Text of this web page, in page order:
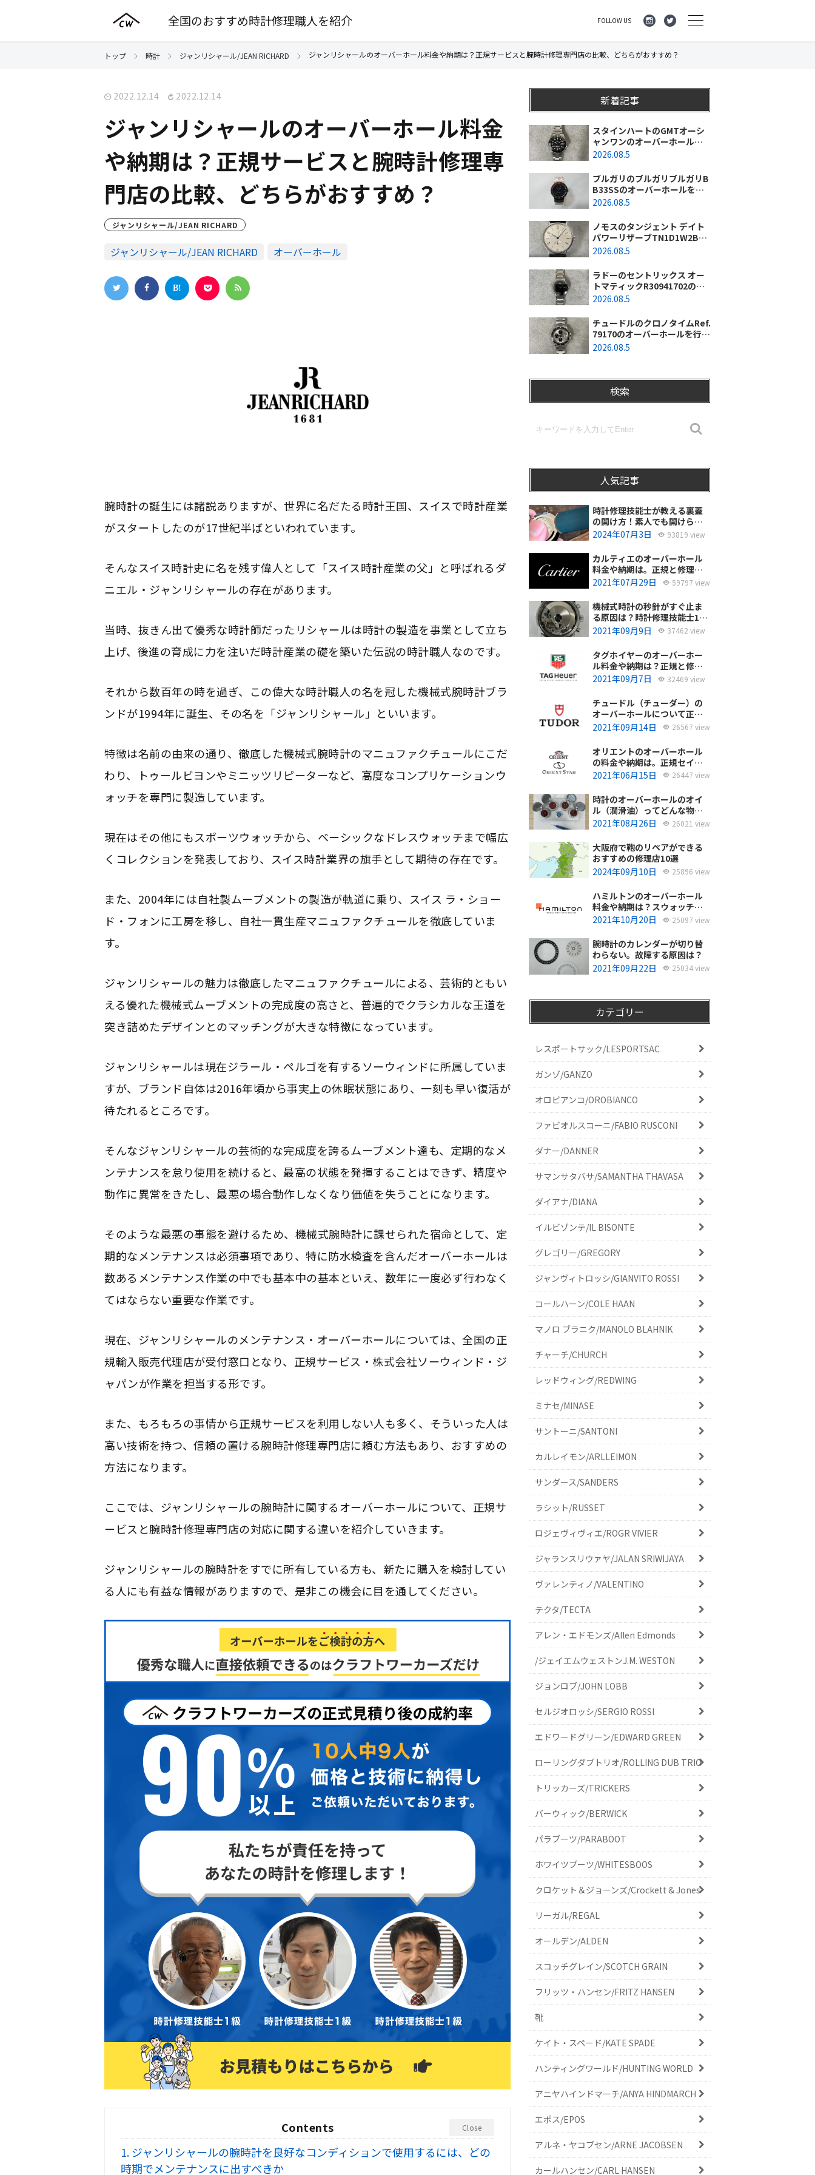
全国のおすすめ時計修理職人を紹介 FOLLOW US
トップ 時計 ジャンリシャール/JEAN RICHARD ジャンリシャールのオーバーホール料金や納期は？正規サービスと腕時計修理専門店の比較、どちらがおすすめ？
2022.12.14 2022.12.14
ジャンリシャールのオーバーホール料金
や納期は？正規サービスと腕時計修理専
門店の比較、どちらがおすすめ？
ジャンリシャール/JEAN RICHARD
ジャンリシャール/JEAN RICHARD オーバーホール
腕時計の誕生には諸説ありますが、世界に名だたる時計王国、スイスで時計産業
がスタートしたのが17世紀半ばといわれています。
そんなスイス時計史に名を残す偉人として「スイス時計産業の父」と呼ばれるダ
ニエル・ジャンリシャールの存在があります。
当時、抜きん出て優秀な時計師だったリシャールは時計の製造を事業として立ち
上げ、後進の育成に力を注いだ時計産業の礎を築いた伝説の時計職人なのです。
それから数百年の時を過ぎ、この偉大な時計職人の名を冠した機械式腕時計ブラ
ンドが1994年に誕生、その名を「ジャンリシャール」といいます。
特徴は名前の由来の通り、徹底した機械式腕時計のマニュファクチュールにこだ
わり、トゥールビヨンやミニッツリピーターなど、高度なコンプリケーションウ
ォッチを専門に製造しています。
現在はその他にもスポーツウォッチから、ベーシックなドレスウォッチまで幅広
くコレクションを発表しており、スイス時計業界の旗手として期待の存在です。
また、2004年には自社製ムーブメントの製造が軌道に乗り、スイス ラ・ショー
ド・フォンに工房を移し、自社一貫生産マニュファクチュールを徹底していま
す。
ジャンリシャールの魅力は徹底したマニュファクチュールによる、芸術的ともい
える優れた機械式ムーブメントの完成度の高さと、普遍的でクラシカルな王道を
突き詰めたデザインとのマッチングが大きな特徴になっています。
ジャンリシャールは現在ジラール・ペルゴを有するソーウィンドに所属していま
すが、ブランド自体は2016年頃から事実上の休眠状態にあり、一刻も早い復活が
待たれるところです。
そんなジャンリシャールの芸術的な完成度を誇るムーブメント達も、定期的なメ
ンテナンスを怠り使用を続けると、最高の状態を発揮することはできず、精度や
動作に異常をきたし、最悪の場合動作しなくなり価値を失うことになります。
そのような最悪の事態を避けるため、機械式腕時計に課せられた宿命として、定
期的なメンテナンスは必須事項であり、特に防水検査を含んだオーバーホールは
数あるメンテナンス作業の中でも基本中の基本といえ、数年に一度必ず行わなく
てはならない重要な作業です。
現在、ジャンリシャールのメンテナンス・オーバーホールについては、全国の正
規輸入販売代理店が受付窓口となり、正規サービス・株式会社ソーウィンド・ジ
ャパンが作業を担当する形です。
また、もろもろの事情から正規サービスを利用しない人も多く、そういった人は
高い技術を持つ、信頼の置ける腕時計修理専門店に頼む方法もあり、おすすめの
方法になります。
ここでは、ジャンリシャールの腕時計に関するオーバーホールについて、正規サ
ービスと腕時計修理専門店の対応に関する違いを紹介していきます。
ジャンリシャールの腕時計をすでに所有している方も、新たに購入を検討してい
る人にも有益な情報がありますので、是非この機会に目を通してください。
Contents Close
1.ジャンリシャールの腕時計を良好なコンディションで使用するには、どの
時期でメンテナンスに出すべきか
新着記事
スタインハートのGMTオーシ
ャンワンのオーバーホールを
行いました。（神奈川県平塚
2026.08.5
ブルガリのブルガリブルガリB
B33SSのオーバーホールを行
いました。（埼玉県所沢市/S
2026.08.5
ノモスのタンジェント デイト
パワーリザーブTN1D1W2BK
(131)のオーバーホールを行い
2026.08.5
ラドーのセントリックス オー
トマティックR30941702のオ
ーバーホールを行いました。
2026.08.5
チュードルのクロノタイムRef.
79170のオーバーホールを行い
ました。（神奈川県茅ヶ崎市/I
2026.08.5
検索
人気記事
時計修理技能士が教える裏蓋
の開け方！素人でも開けられ
る？
2024年07月3日 93819 view
カルティエのオーバーホール
料金や納期は。正規と修理専
門店の比較どちらがおすす
2021年07月29日 59797 view
機械式時計の秒針がすぐ止ま
る原因は？時計修理技能士1級
の技術者がお答えします。
2021年09月9日 37462 view
タグホイヤーのオーバーホー
ル料金や納期は？正規と修理
専門店の比較、どちらがおす
2021年09月7日 32469 view
チュードル（チューダー）の
オーバーホールについて正規
サービスと腕時計修理専門店
どっち？
2021年09月14日 26567 view
オリエントのオーバーホール
の料金や納期は。正規セイコ
ーエプソンと修理専門店の比
2021年06月15日 26447 view
時計のオーバーホールのオイ
ル（潤滑油）ってどんな物を
使ってるの？
2021年08月26日 26021 view
大阪府で鞄のリペアができる
おすすめの修理店10選
2024年09月10日
25896 view
ハミルトンのオーバーホール
料金や納期は？スウォッチグ
ループジャパンと修理専門店
2021年10月20日 25097 view
腕時計のカレンダーが切り替
わらない。故障する原因は？
2021年09月22日
25034 view
カテゴリー
レスポートサック/LESPORTSAC
ガンゾ/GANZO
オロビアンコ/OROBIANCO
ファビオルスコーニ/FABIO RUSCONI
ダナー/DANNER
サマンサタバサ/SAMANTHA THAVASA
ダイアナ/DIANA
イルビゾンテ/IL BISONTE
グレゴリー/GREGORY
ジャンヴィトロッシ/GIANVITO ROSSI
コールハーン/COLE HAAN
マノロ ブラニク/MANOLO BLAHNIK
チャーチ/CHURCH
レッドウィング/REDWING
ミナセ/MINASE
サントーニ/SANTONI
カルレイモン/ARLLEIMON
サンダース/SANDERS
ラシット/RUSSET
ロジェヴィヴィエ/ROGR VIVIER
ジャランスリウァヤ/JALAN SRIWIJAYA
ヴァレンティノ/VALENTINO
テクタ/TECTA
アレン・エドモンズ/Allen Edmonds
/ジェイエムウェストンJ.M. WESTON
ジョンロブ/JOHN LOBB
セルジオロッシ/SERGIO ROSSI
エドワードグリーン/EDWARD GREEN
ローリングダブトリオ/ROLLING DUB TRIO
トリッカーズ/TRICKERS
バーウィック/BERWICK
パラブーツ/PARABOOT
ホワイツブーツ/WHITESBOOS
クロケット＆ジョーンズ/Crockett & Jones
リーガル/REGAL
オールデン/ALDEN
スコッチグレイン/SCOTCH GRAIN
フリッツ・ハンセン/FRITZ HANSEN
靴
ケイト・スペード/KATE SPADE
ハンティングワールド/HUNTING WORLD
アニヤハインドマーチ/ANYA HINDMARCH
エポス/EPOS
アルネ・ヤコブセン/ARNE JACOBSEN
カールハンセン/CARL HANSEN